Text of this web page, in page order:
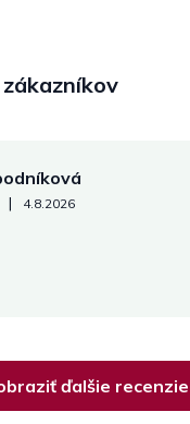
je 5 z 5 hviezdičiek.
| 4.8.2026
ďalšie recenzie